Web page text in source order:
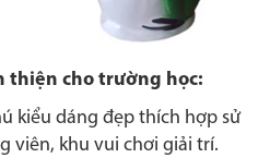
thiện cho trường học:
kiểu dáng đẹp thích hợp sử
viên, khu vui chơi giải trí.